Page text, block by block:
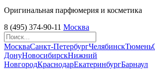
Оригинальная парфюмерия и косметика
8 (495) 374-90-11 Москва
МоскваСанкт-ПетербургЧелябинскТюмень
ДонуНовосибирскНижний
НовгородКраснодарЕкатеринбургБарнаул